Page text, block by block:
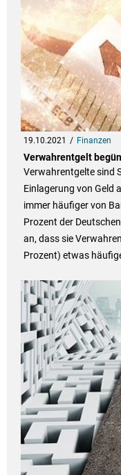
19.10.2021 Finanzen
Verwahrentgelt
Verwahrentgelte sind
Einlagerung von Geld
immer häufiger von
Prozent der
an, dass sie
Prozent) etwas